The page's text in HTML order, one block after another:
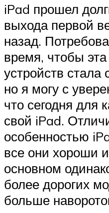
iPad прошел
выхода первой
назад.
время, чтобы
устройств стала
но я могу с
что сегодня для
свой iPad.
особенностью
все они хороши
основном
более дорогих
больше